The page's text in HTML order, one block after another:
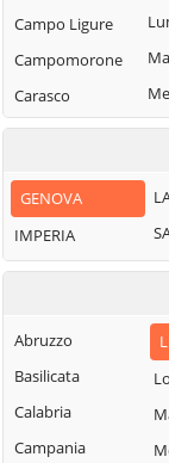
Campo Ligure
Campomorone
Carasco
Casarza Ligure
Castiglione
Chiavarese
Ceranesi
Cicagna
Cogoleto
Cogorno
Coreglia Ligure
Ne
GENOVA
IMPERIA
Abruzzo
Basilicata
Calabria
Campania